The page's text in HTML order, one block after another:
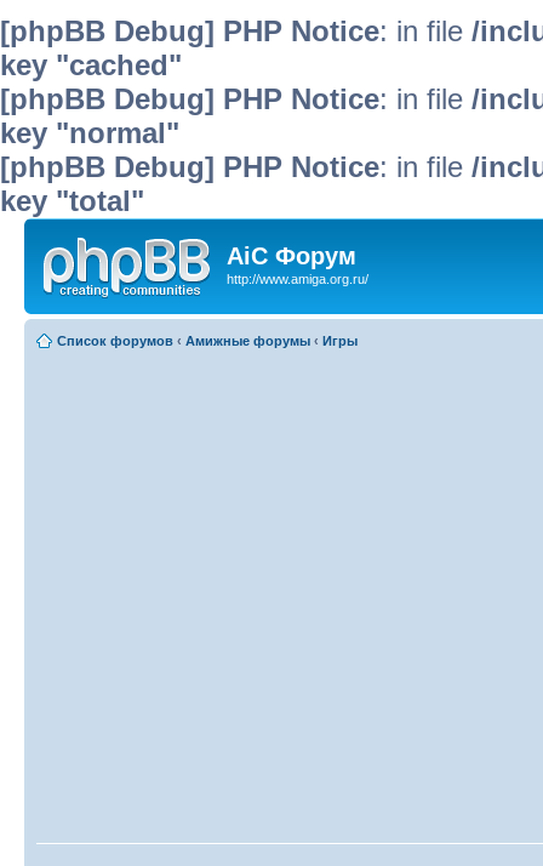
[phpBB Debug] PHP Notice: in file /
key "cached"
[phpBB Debug] PHP Notice: in file /
key "normal"
[phpBB Debug] PHP Notice: in file /
key "total"
AiC Форум
http://www.amiga.org.ru/
Список форумов ‹ Амижные форумы ‹ Игры